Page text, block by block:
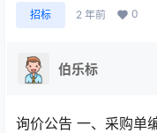
招标 2 年前 0
伯乐标
询价公告 一、采购单